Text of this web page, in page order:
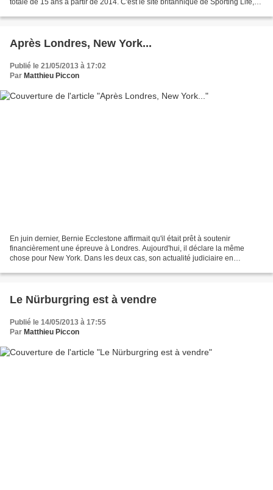
Après Londres, New York...
Publié le 21/05/2013 à 17:02
Par Matthieu Piccon
En juin dernier, Bernie Ecclestone affirmait qu'il était prêt à soutenir
financièrement une épreuve à Londres. Aujourd'hui, il déclare la même
chose pour New York. Dans les deux cas, son actualité judiciaire en
Le Nürburgring est à vendre
Publié le 14/05/2013 à 17:55
Par Matthieu Piccon